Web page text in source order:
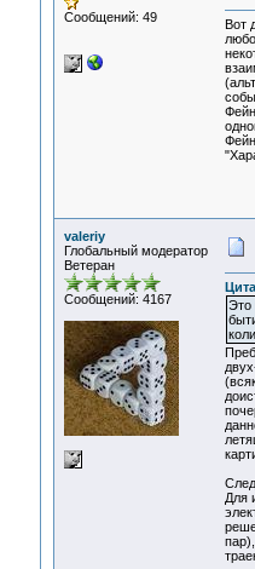
Сообщений: 49
Вот
valeriy
Глобальный модератор
Ветеран
Сообщений: 4167
Это
Для